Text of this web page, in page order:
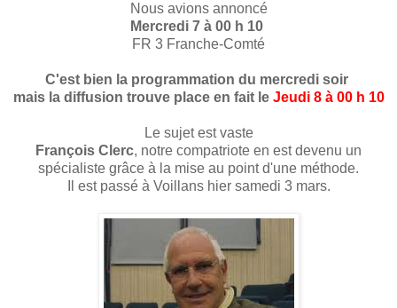
Nous avions annoncé
Mercredi 7 à 00 h 10
FR 3 Franche-Comté
C'est bien la programmation du mercredi soir
mais la diffusion trouve place en fait le Jeudi 8 à 00 h 10
Le sujet est vaste
François Clerc, notre compatriote en est devenu un
spécialiste grâce à la mise au point d'une méthode.
Il est passé à Voillans hier samedi 3 mars.